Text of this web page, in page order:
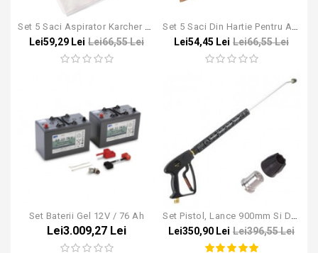
Set 5 Saci Aspirator Karcher NT 27/1
Lei59,29 Lei Lei66,55 Lei
Set 5 Saci Din Hartie Pentru Aspiratorul Karcher NT 27/1
Lei54,45 Lei Lei66,55 Lei
Set Baterii Gel 12V / 76 Ah
Lei3.009,27 Lei
Set Pistol, Lance 900mm Si Duza 030 Pentru Karcher HD/HDS
Lei350,90 Lei Lei396,55 Lei